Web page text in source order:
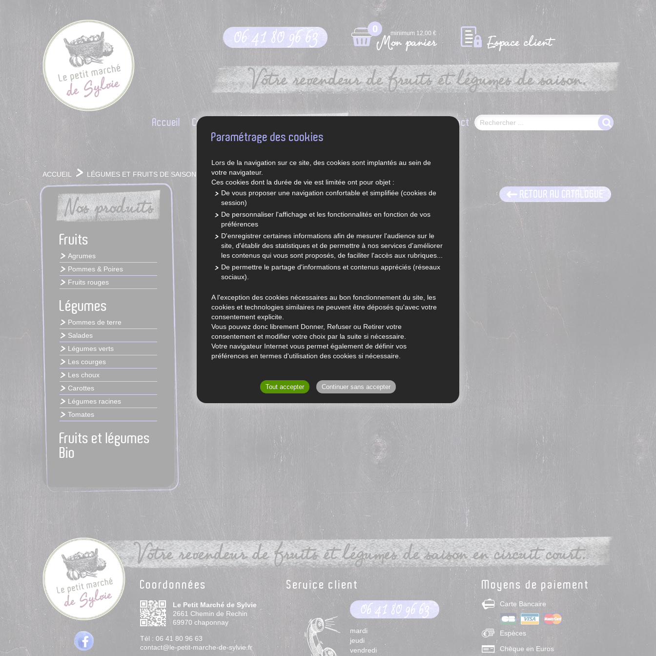
06 41 80 96 63
0 minimum 12,00 €
Mon panier Espace client
Votre revendeur de fruits et légumes de saison.
Accueil Concept Contact
ACCUEIL LÉGUMES ET FRUITS DE SAISON
Nos produits
Fruits
Agrumes
Pommes & Poires
Fruits rouges
Légumes
Pommes de terre
Salades
Légumes verts
Les courges
Les choux
Carottes
Légumes racines
Tomates
Fruits et légumes
Bio
RETOUR AU CATALOGUE
Votre revendeur de fruits et légumes de saison en circuit court.
Coordonnées
Le Petit Marché de Sylvie
2661 Chemin de Rechin
69970 chaponnay
Tél : 06 41 80 96 63
contact@le-petit-marche-de-sylvie.fr
Service client
06 41 80 96 63
mardi
jeudi
vendredi
Moyens de paiement
Carte Bancaire
Espèces
Chèque en Euros
Paramétrage des cookies
Lors de la navigation sur ce site, des cookies sont implantés au sein de
votre navigateur.
Ces cookies dont la durée de vie est limitée ont pour objet :
De vous proposer une navigation confortable et simplifiée (cookies de
session)
De personnaliser l'affichage et les fonctionnalités en fonction de vos
préférences
D'enregistrer certaines informations afin de mesurer l'audience sur le
site, d'établir des statistiques et de permettre à nos services d'améliorer
les contenus qui vous sont proposés, de faciliter l'accès aux rubriques...
De permettre le partage d'informations et contenus appréciés (réseaux
sociaux).
A l'exception des cookies nécessaires au bon fonctionnement du site, les
cookies et technologies similaires ne peuvent être déposés qu'avec votre
consentement explicite.
Vous pouvez donc librement Donner, Refuser ou Retirer votre
consentement et modifier votre choix par la suite si nécessaire.
Votre navigateur Internet vous permet également de définir vos
préférences en termes d'utilisation des cookies si nécessaire.
Tout accepter Continuer sans accepter